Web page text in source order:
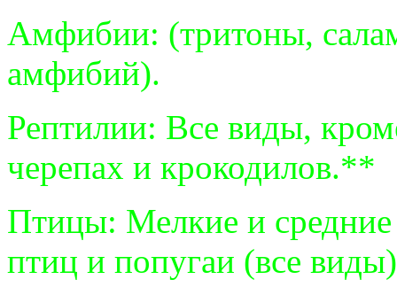
Амфибии: (тритоны,
амфибий).
Рептилии: Все виды,
черепах и крокодилов.**
Птицы: Мелкие и
птиц и попугаи (все виды)